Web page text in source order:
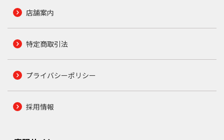
店舗案内
特定商取引法
プライバシーポリシー
採用情報